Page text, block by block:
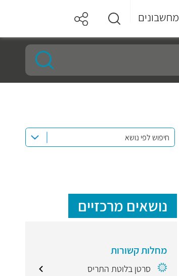
מחשבונים
חיפוש לפי נושא
נושאים מרכזיים
מחלות קשורות
סרטן בלוטת התריס